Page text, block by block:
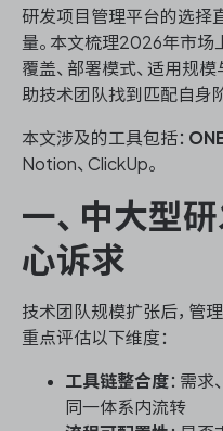
ONES 资讯
研发项目管理平台的选择
量。本文梳理2026年市场
覆盖、部署模式、适用规
助技术团队找到匹配自身
本文涉及的工具包括：
Notion、ClickUp。
一、中大型
心诉求
技术团队规模扩张后，管
重点评估以下维度：
工具链整合度：需求
同一体系内流转